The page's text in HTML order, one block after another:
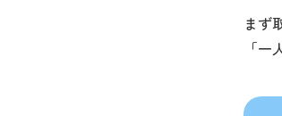
まず
「